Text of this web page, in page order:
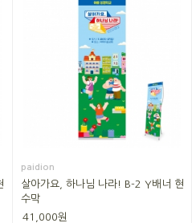
paidion
살아가요, 하나님 나라! B-2 Y배너 현
수막
41,000원